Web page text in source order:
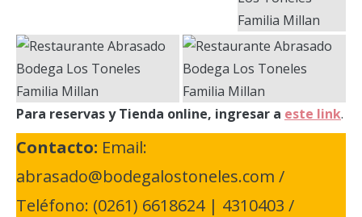
Para reservas y Tienda online, ingresar a este link.
Contacto: Email:
abrasado@bodegalostoneles.com /
Teléfono: (0261) 6618624 | 4310403 /